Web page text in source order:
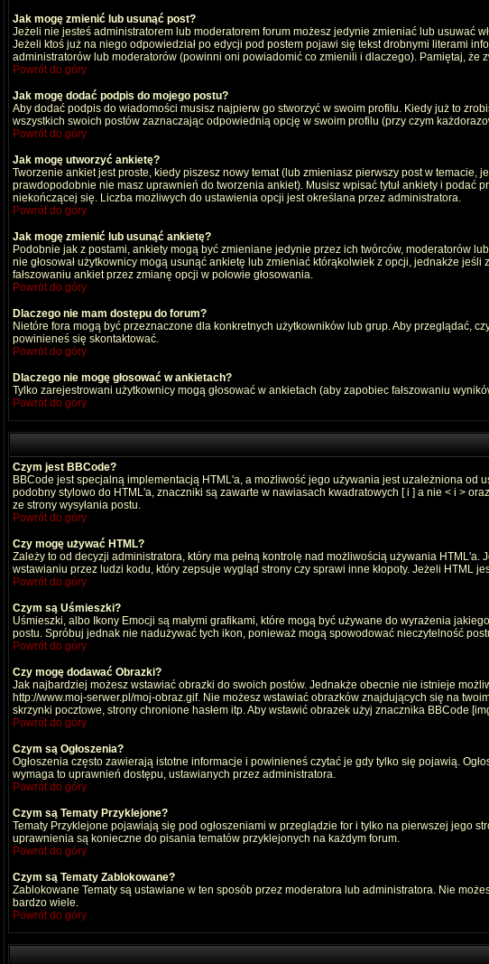
Jak mogę zmienić lub usunąć post?
Jeżeli nie jesteś administratorem lub moderatorem forum możesz jedynie zmieniać lub usuwać
Jeżeli ktoś już na niego odpowiedział po edycji pod postem pojawi się tekst drobnymi literami
administratorów lub moderatorów (powinni oni powiadomić co zmienili i dlaczego). Pamiętaj, że
Powrót do góry
Jak mogę dodać podpis do mojego postu?
Aby dodać podpis do wiadomości musisz najpierw go stworzyć w swoim profilu. Kiedy już to
wszystkich swoich postów zaznaczając odpowiednią opcję w swoim profilu (przy czym
Powrót do góry
Jak mogę utworzyć ankietę?
Tworzenie ankiet jest proste, kiedy piszesz nowy temat (lub zmieniasz pierwszy post w
prawdopodobnie nie masz uprawnień do tworzenia ankiet). Musisz wpisać tytuł ankiety i podać
niekończącej się. Liczba możliwych do ustawienia opcji jest określana przez administratora.
Powrót do góry
Jak mogę zmienić lub usunąć ankietę?
Podobnie jak z postami, ankiety mogą być zmieniane jedynie przez ich twórców, moderatorów
nie głosował użytkownicy mogą usunąć ankietę lub zmieniać którąkolwiek z opcji, jednakże
fałszowaniu ankiet przez zmianę opcji w połowie głosowania.
Powrót do góry
Dlaczego nie mam dostępu do forum?
Nietóre fora mogą być przeznaczone dla konkretnych użytkowników lub grup. Aby przeglądać,
powinieneś się skontaktować.
Powrót do góry
Dlaczego nie mogę głosować w ankietach?
Tylko zarejestrowani użytkownicy mogą głosować w ankietach (aby zapobiec fałszowaniu
Powrót do góry
Czym jest BBCode?
BBCode jest specjalną implementacją HTML'a, a możliwość jego używania jest uzależniona od
podobny stylowo do HTML'a, znaczniki są zawarte w nawiasach kwadratowych [ i ] a nie < i >
ze strony wysyłania postu.
Powrót do góry
Czy mogę używać HTML?
Zależy to od decyzji administratora, który ma pełną kontrolę nad możliwością używania
wstawianiu przez ludzi kodu, który zepsuje wygląd strony czy sprawi inne kłopoty. Jeżeli HTML
Powrót do góry
Czym są Uśmieszki?
Uśmieszki, albo Ikony Emocji są małymi grafikami, które mogą być używane do wyrażenia
postu. Spróbuj jednak nie nadużywać tych ikon, ponieważ mogą spowodować nieczytelność
Powrót do góry
Czy mogę dodawać Obrazki?
Jak najbardziej możesz wstawiać obrazki do swoich postów. Jednakże obecnie nie istnieje
http://www.moj-serwer.pl/moj-obraz.gif. Nie możesz wstawiać obrazków znajdujących się na
skrzynki pocztowe, strony chronione hasłem itp. Aby wstawić obrazek użyj znacznika BBCode
Powrót do góry
Czym są Ogłoszenia?
Ogłoszenia często zawierają istotne informacje i powinieneś czytać je gdy tylko się pojawią.
wymaga to uprawnień dostępu, ustawianych przez administratora.
Powrót do góry
Czym są Tematy Przyklejone?
Tematy Przyklejone pojawiają się pod ogłoszeniami w przeglądzie for i tylko na pierwszej jego
uprawnienia są konieczne do pisania tematów przyklejonych na każdym forum.
Powrót do góry
Czym są Tematy Zablokowane?
Zablokowane Tematy są ustawiane w ten sposób przez moderatora lub administratora. Nie
bardzo wiele.
Powrót do góry